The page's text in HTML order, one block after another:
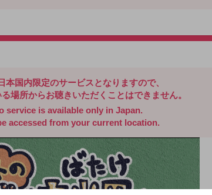
本国内限定のサービスとなりますので、
場所からお聴きいただくことはできません。
service is available only in Japan.
accessed from your current location.